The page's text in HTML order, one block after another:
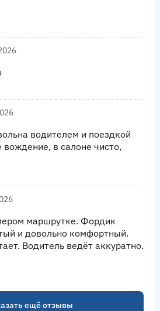
водителем и поездкой
в салоне чисто,
маршрутке. Фордик
и довольно комфортный.
Водитель ведёт аккуратно.
ещё отзывы